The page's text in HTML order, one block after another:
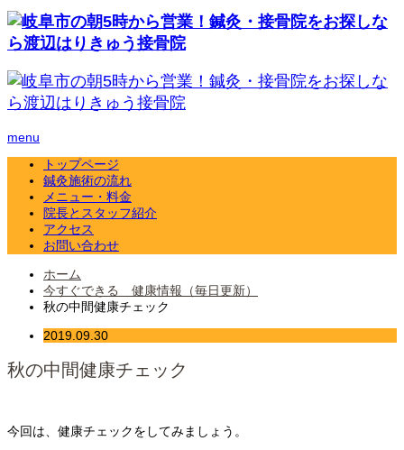
menu
トップページ
鍼灸施術の流れ
メニュー・料金
院長とスタッフ紹介
アクセス
お問い合わせ
ホーム
今すぐできる 健康情報（毎日更新）
秋の中間健康チェック
2019.09.30
秋の中間健康チェック
今回は、健康チェックをしてみましょう。